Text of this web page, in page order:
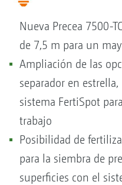
Nueva Precea 7500-
de 7,5 m para un
Ampliación de las
separador en
sistema FertiSpot
trabajo
Posibilidad de
para la siembra de
superficies con el